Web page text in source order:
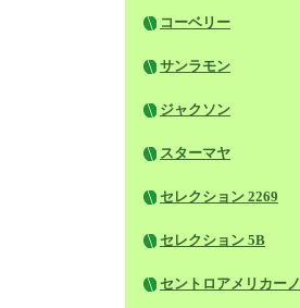
コーベリー
サンラモン
ジャクソン
スターマヤ
セレクション 2269
セレクション 5B
セントロアメリカーノ